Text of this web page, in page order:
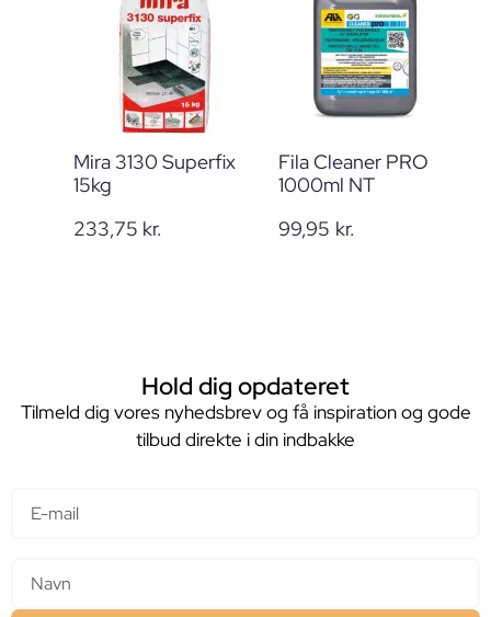
Mira 3130 Superfix
15kg
233,75 kr.
Fila Cleaner PRO
1000ml NT
99,95 kr.
Hold dig opdateret
Tilmeld dig vores nyhedsbrev og få inspiration og gode
tilbud direkte i din indbakke